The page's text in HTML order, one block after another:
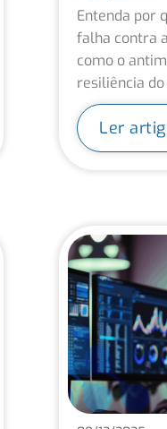
Entenda por
falha contra
como o
resiliência do
Ler